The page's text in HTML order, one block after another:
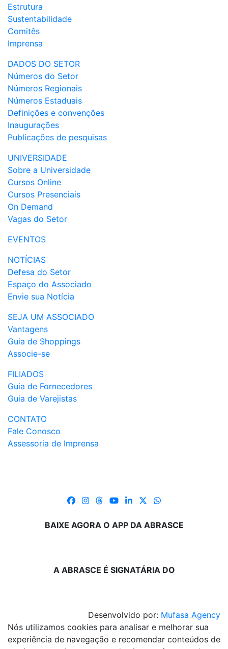
Estrutura
Sustentabilidade
Comitês
Imprensa
DADOS DO SETOR
Números do Setor
Números Regionais
Números Estaduais
Definições e convenções
Inaugurações
Publicações de pesquisas
UNIVERSIDADE
Sobre a Universidade
Cursos Online
Cursos Presenciais
On Demand
Vagas do Setor
EVENTOS
NOTÍCIAS
Defesa do Setor
Espaço do Associado
Envie sua Notícia
SEJA UM ASSOCIADO
Vantagens
Guia de Shoppings
Associe-se
FILIADOS
Guia de Fornecedores
Guia de Varejistas
CONTATO
Fale Conosco
Assessoria de Imprensa
BAIXE AGORA O APP DA ABRASCE
A ABRASCE É SIGNATÁRIA DO
Desenvolvido por: Mufasa Agency
Nós utilizamos cookies para analisar e melhorar sua
experiência de navegação e recomendar conteúdos de